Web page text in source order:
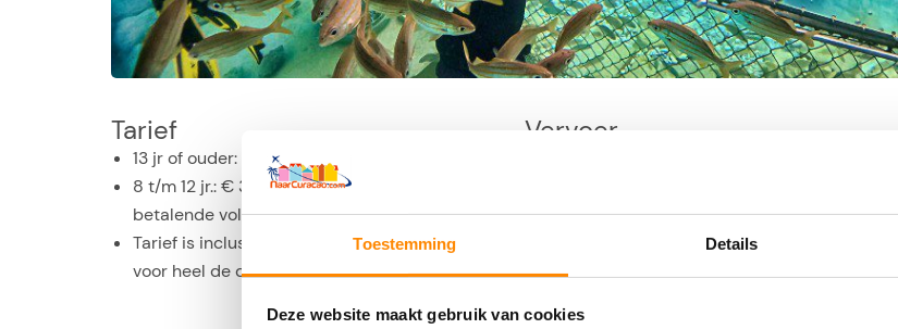
Toestemming Details
Deze website maakt gebruik van cookies
Tarief
13 jr of ouder: € 65 p.p.
8 t/m 12 jr.: € 35 p.p. (+ begeleiding van
betalende volwassene)
Tarief is inclusief toegang tot Sea Aquarium Park
voor heel de dag
Vervoer
parkeren op het terrein van Mambo Beach
Boulevard (gratis) of tegenover LionsDive Beach
Resort (betaald parkeren).